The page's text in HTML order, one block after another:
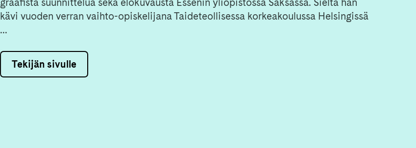
graafista suunnittelua sekä elokuvausta Essenin yliopistossa Saksassa. Sieltä hän
kävi vuoden verran vaihto-opiskelijana Taideteollisessa korkeakoulussa Helsingissä
...
Tekijän sivulle